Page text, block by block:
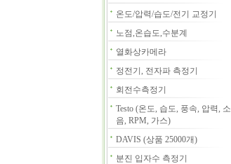
온도/압력/습도/전기 교정기
노점,온습도,수분계
열화상카메라
정전기, 전자파 측정기
회전수측정기
Testo (온도, 습도, 풍속, 압력, 소
음, RPM, 가스)
DAVIS (상품 25000개)
분진 입자수 측정기